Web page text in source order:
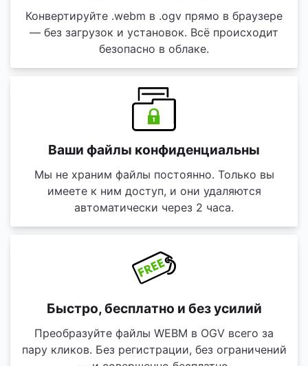
Конвертируйте .webm в .ogv прямо в браузере
— без загрузок и установок. Всё происходит
безопасно в облаке.
Ваши файлы конфиденциальны
Мы не храним файлы постоянно. Только вы
имеете к ним доступ, и они удаляются
автоматически через 2 часа.
Быстро, бесплатно и без усилий
Преобразуйте файлы WEBM в OGV всего за
пару кликов. Без регистрации, без ограничений